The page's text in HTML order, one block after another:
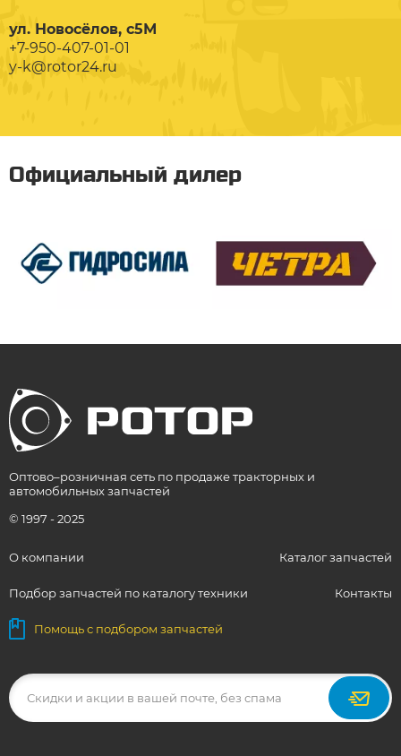
ул. Новосёлов, с5М
+7-950-407-01-01
y-k@rotor24.ru
Официальный дилер
Оптово–розничная сеть по продаже тракторных и
автомобильных запчастей
© 1997 - 2025
О компании Каталог запчастей
Подбор запчастей по каталогу техники Контакты
Помощь с подбором запчастей